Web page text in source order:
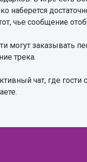
наберется
чье сообщение
могут заказывать
трека.
чат, где